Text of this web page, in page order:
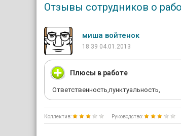
Отзывы сотрудников о
миша войтенок
18:39 04.01.2013
Плюсы в работе
Ответственность,пунктуальность,
Коллектив: Руководство: